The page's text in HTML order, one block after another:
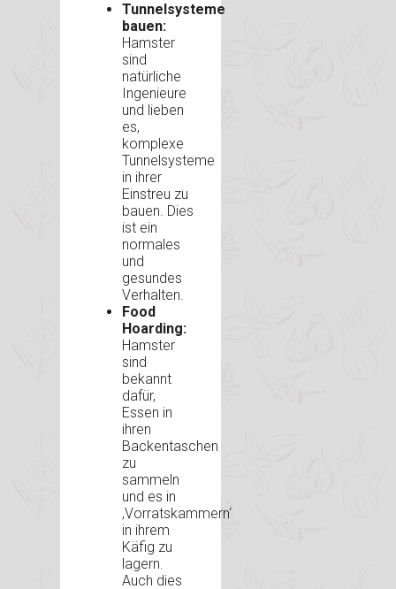
Tunnelsysteme
bauen:
Hamster
sind
natürliche
Ingenieure
und lieben
es,
komplexe
Tunnelsysteme
in ihrer
Einstreu zu
bauen. Dies
ist ein
normales
und
gesundes
Verhalten.
Food
Hoarding:
Hamster
sind
bekannt
dafür,
Essen in
ihren
Backentaschen
zu
sammeln
und es in
‚Vorratskammern‘
in ihrem
Käfig zu
lagern.
Auch dies